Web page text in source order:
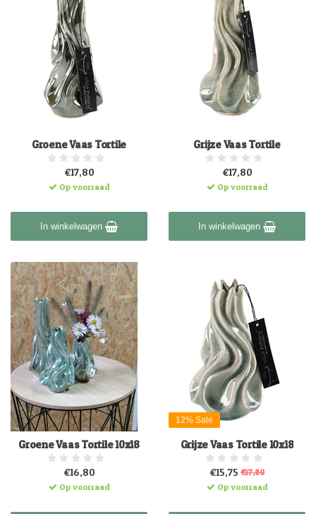
Groene Vaas Tortile
€17,80
Op voorraad
In winkelwagen
Grijze Vaas Tortile
€17,80
Op voorraad
In winkelwagen
Groene Vaas Tortile 10x18
€16,80
Op voorraad
12% Sale
Grijze Vaas Tortile 10x18
€15,75 €17,80
Op voorraad